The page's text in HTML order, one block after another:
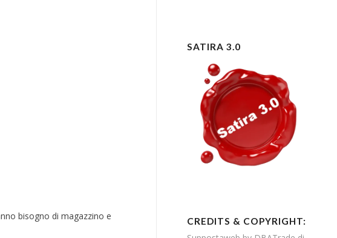
bisogno di magazzino e
SATIRA 3.0
CREDITS & COPYRIGHT: